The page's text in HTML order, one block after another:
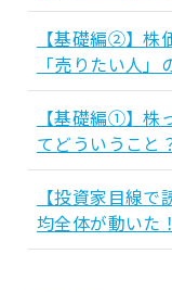
【基礎編②】株
「売りたい人」
【基礎編①】株
てどういうこと
【投資家目線
均全体が動いた